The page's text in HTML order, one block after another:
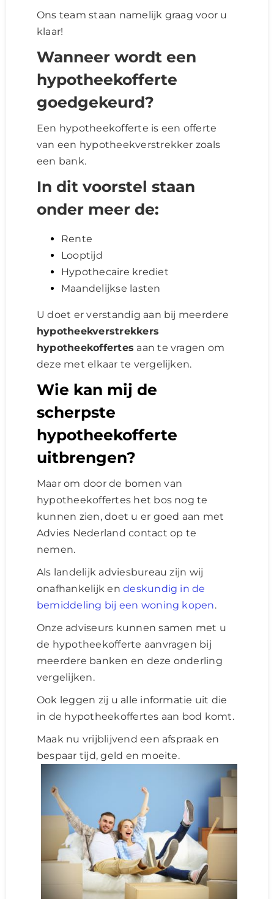
Ons team staan namelijk graag voor u
klaar!
Wanneer wordt een
hypotheekofferte
goedgekeurd?
Een hypotheekofferte is een offerte
van een hypotheekverstrekker zoals
een bank.
In dit voorstel staan
onder meer de:
Rente
Looptijd
Hypothecaire krediet
Maandelijkse lasten
U doet er verstandig aan bij meerdere
hypotheekverstrekkers
hypotheekoffertes aan te vragen om
deze met elkaar te vergelijken.
Wie kan mij de
scherpste
hypotheekofferte
uitbrengen?
Maar om door de bomen van
hypotheekoffertes het bos nog te
kunnen zien, doet u er goed aan met
Advies Nederland contact op te
nemen.
Als landelijk adviesbureau zijn wij
onafhankelijk endeskundig in de
bemiddeling bij een woning kopen.
Onze adviseurs kunnen samen met u
de hypotheekofferte aanvragen bij
meerdere banken en deze onderling
vergelijken.
Ook leggen zij u alle informatie uit die
in de hypotheekoffertes aan bod komt.
Maak nu vrijblijvend een afspraak en
bespaar tijd, geld en moeite.